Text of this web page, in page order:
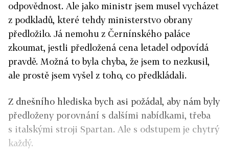
odpovědnost. Ale jako ministr jsem musel vycházet
z podkladů, které tehdy ministerstvo obrany
předložilo. Já nemohu z Černínského paláce
zkoumat, jestli předložená cena letadel odpovídá
pravdě. Možná to byla chyba, že jsem to nezkusil,
ale prostě jsem vyšel z toho, co předkládali.
Z dnešního hlediska bych asi požádal, aby nám byly
předloženy porovnání s dalšími nabídkami, třeba
s italskými stroji Spartan. Ale s odstupem je chytrý
každý.